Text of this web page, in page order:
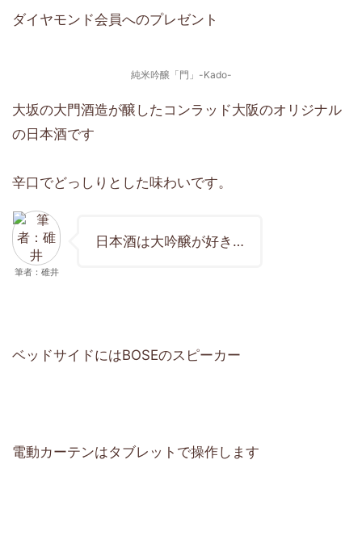
ダイヤモンド会員へのプレゼント
純米吟醸「門」-Kado-
大坂の大門酒造が醸したコンラッド大阪のオリジナル
の日本酒です
辛口でどっしりとした味わいです。
筆者：碓井
日本酒は大吟醸が好き…
ベッドサイドにはBOSEのスピーカー
電動カーテンはタブレットで操作します